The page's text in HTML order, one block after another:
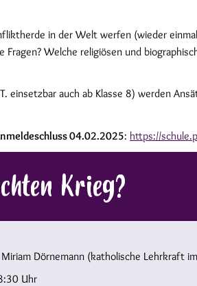
in der Welt werfen (wieder
Welche religiösen und
einsetzbar auch ab Klasse 8) werden
04.02.2025: https://
Krieg?
Dörnemann (katholische Lehrkraft
Uhr